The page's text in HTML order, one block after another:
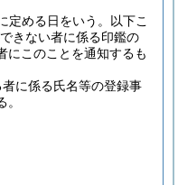
定める日をいう。以下こ
きない者に係る印鑑の
にこのことを通知するも
に係る氏名等の登録事